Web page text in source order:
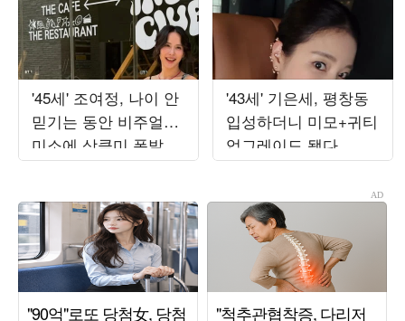
'45세' 조여정, 나이 안
믿기는 동안 비주얼…
미소에 상큼미 폭발
'43세' 기은세, 평창동
입성하더니 미모+귀티
업그레이드 됐다…압
도적 우아함